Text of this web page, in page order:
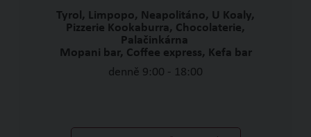
Tyrol, Limpopo, Neapolitáno, U Koaly,
Pizzerie Kookaburra, Chocolaterie,
Palačinkárna
Mopani bar, Coffee express, Kefa bar
denně 9:00 - 18:00